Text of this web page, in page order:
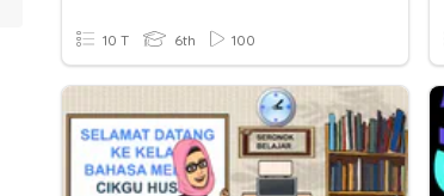
10 T 6th 100